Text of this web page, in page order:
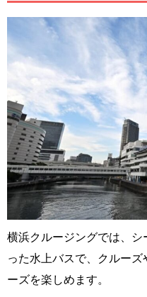
横浜クルージングでは、
った水上バスで、クルー
ーズを楽しめます。